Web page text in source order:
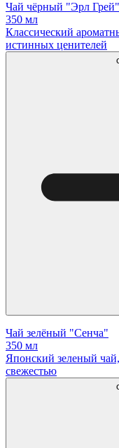
Чай чёрный "Эрл Грей"
350 мл
Классический
истинных ценителей
Чай зелёный "Сенча"
350 мл
Японский зеленый
свежестью